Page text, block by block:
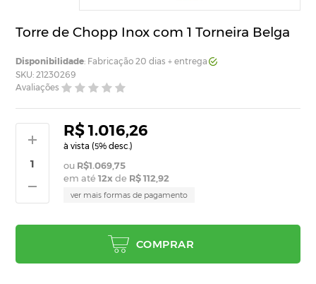
Torre de Chopp Inox com 1 Torneira Belga
Disponibilidade: Fabricação 20 dias + entrega
SKU: 21230269
Avaliações
R$ 1.016,26
à vista (5% desc.)
R$1.069,75
em até12x de R$ 112,92
ver mais formas de pagamento
COMPRAR